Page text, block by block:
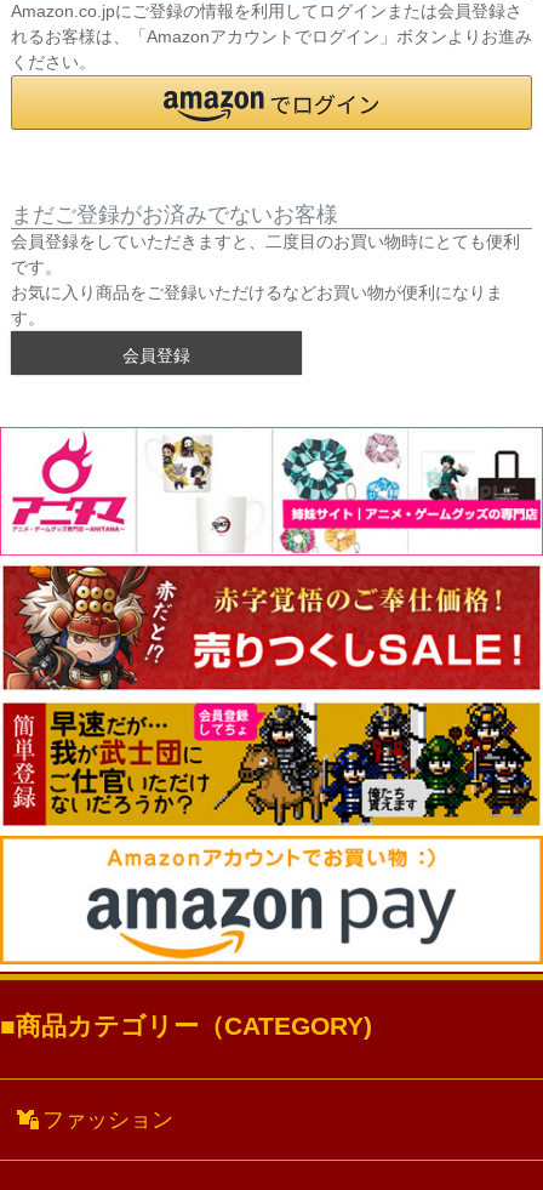
Amazon.co.jpにご登録の情報を利用してログインまたは会員登録さ
れるお客様は、「Amazonアカウントでログイン」ボタンよりお進み
ください。
まだご登録がお済みでないお客様
会員登録をしていただきますと、二度目のお買い物時にとても便利
です。
お気に入り商品をご登録いただけるなどお買い物が便利になりま
す。
会員登録
商品カテゴリー（CATEGORY)
ファッション